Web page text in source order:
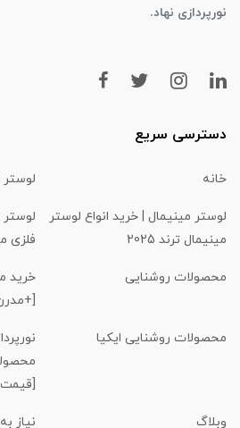
نورپردازی نهاد.
دسترسی سریع
خانه لوستر
لوستر مینیمال | خرید انواع لوستر
مینیمال ترند 2025
فلزی
محصولات روشنایی
خرید
محصولات روشنایی ایکیا
[قیمت 1404]
وبلاگ نیاز